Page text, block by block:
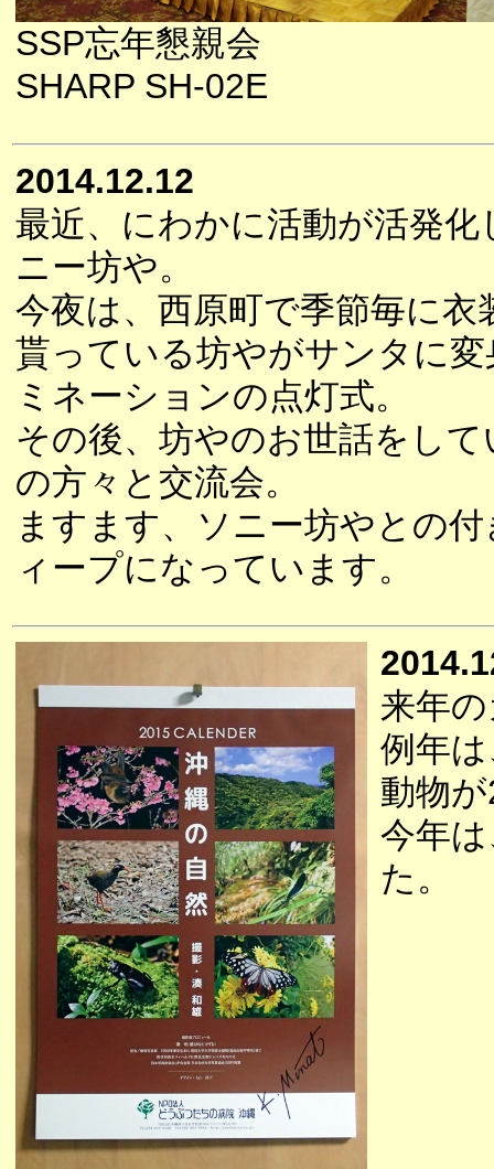
SSP忘年懇親会
SHARP SH-02E
2014.12.12
最近、にわかに活動が活発化
ニー坊や。
今夜は、西原町で季節毎に衣
貰っている坊やがサンタに
ミネーションの点灯式。
その後、坊やのお世話をし
の方々と交流会。
ますます、ソニー坊やとの
ィープになっています。
来年
例年
動物
今年
た。